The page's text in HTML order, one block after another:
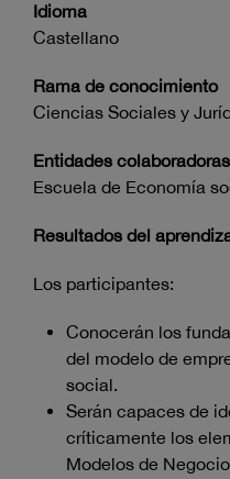
Idioma
Castellano
Rama de conocimiento
Ciencias Sociales y
Entidades colaboradoras
Escuela de Economía
Resultados del
Los participantes:
Conocerán los
del modelo de
social.
Serán capaces de
críticamente los
Modelos de